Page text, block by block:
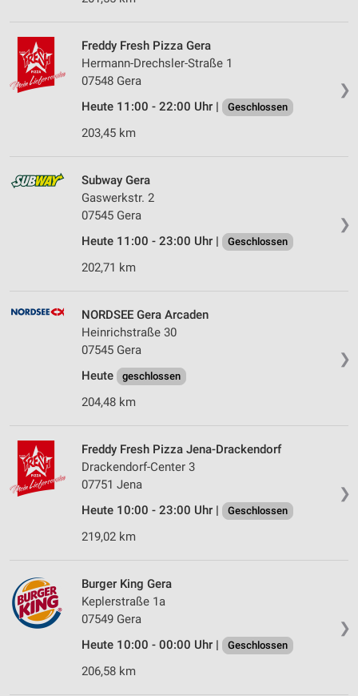
❯
Freddy Fresh Pizza Gera
Hermann-Drechsler-Straße 1
07548 Gera
Heute 11:00 - 22:00 Uhr |
Geschlossen
203,45 km
❯
Subway Gera
Gaswerkstr. 2
07545 Gera
Heute 11:00 - 23:00 Uhr |
Geschlossen
202,71 km
❯
NORDSEE Gera Arcaden
Heinrichstraße 30
07545 Gera
Heute
geschlossen
204,48 km
❯
Freddy Fresh Pizza Jena-Drackendorf
Drackendorf-Center 3
07751 Jena
Heute 10:00 - 23:00 Uhr |
Geschlossen
219,02 km
❯
Burger King Gera
Keplerstraße 1a
07549 Gera
Heute 10:00 - 00:00 Uhr |
Geschlossen
206,58 km